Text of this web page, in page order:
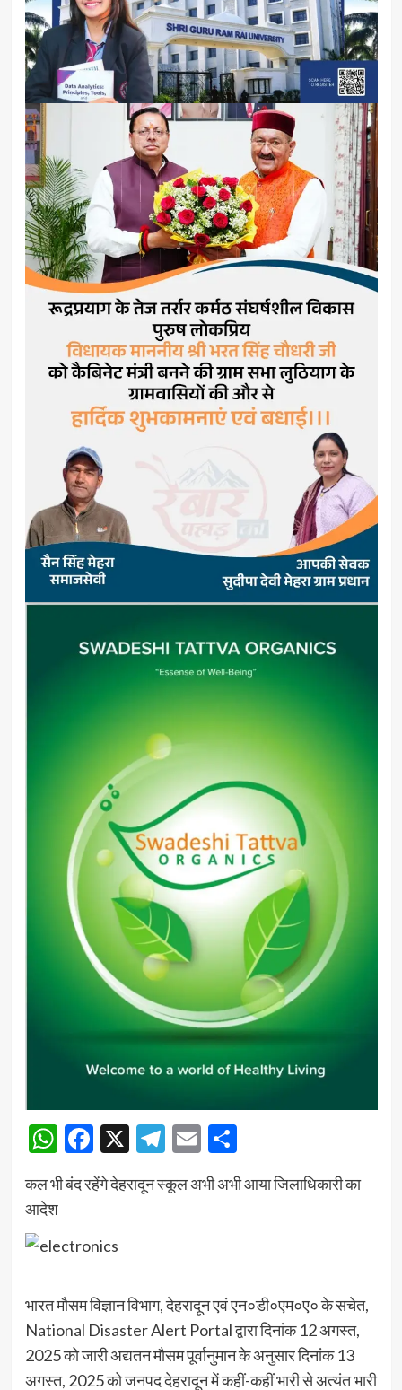
WhatsApp
Facebook
X Telegram
EmailShare
कल भी बंद रहेंगे देहरादून स्कूल अभी अभी आया जिलाधिकारी का
आदेश
भारत मौसम विज्ञान विभाग, देहरादून एवं एन०डी०एम०ए० के सचेत,
National Disaster Alert Portal द्वारा दिनांक 12 अगस्त,
2025 को जारी अद्यतन मौसम पूर्वानुमान के अनुसार दिनांक 13
अगस्त, 2025 को जनपद देहरादून में कहीं-कहीं भारी से अत्यंत भारी